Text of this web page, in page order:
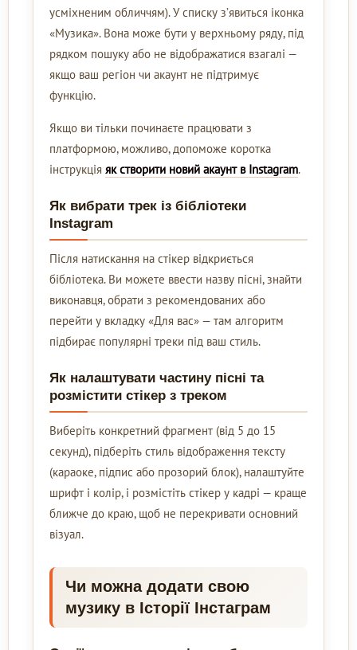
усміхненим обличчям). У списку з’явиться іконка
«Музика». Вона може бути у верхньому ряду, під
рядком пошуку або не відображатися взагалі —
якщо ваш регіон чи акаунт не підтримує
функцію.
Якщо ви тільки починаєте працювати з
платформою, можливо, допоможе коротка
інструкція як створити новий акаунт в Instagram.
Як вибрати трек із бібліотеки
Instagram
Після натискання на стікер відкриється
бібліотека. Ви можете ввести назву пісні, знайти
виконавця, обрати з рекомендованих або
перейти у вкладку «Для вас» — там алгоритм
підбирає популярні треки під ваш стиль.
Як налаштувати частину пісні та
розмістити стікер з треком
Виберіть конкретний фрагмент (від 5 до 15
секунд), підберіть стиль відображення тексту
(караоке, підпис або прозорий блок), налаштуйте
шрифт і колір, і розмістіть стікер у кадрі — краще
ближче до краю, щоб не перекривати основний
візуал.
Чи можна додати свою
музику в Історії Інстаграм